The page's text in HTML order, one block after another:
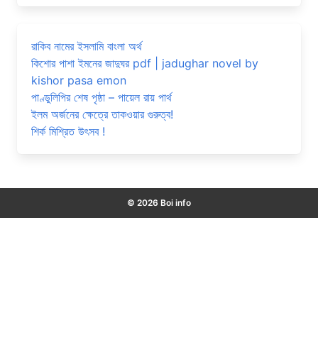
রাকিব নামের ইসলামি বাংলা অর্থ
কিশোর পাশা ইমনের জাদুঘর pdf | jadughar novel by
kishor pasa emon
পাণ্ডুলিপির শেষ পৃষ্ঠা – পায়েল রায় পার্থ
ইলম অর্জনের ক্ষেত্রে তাকওয়ার গুরুত্ব!
শির্ক মিশ্রিত উৎসব !
© 2026 Boi info